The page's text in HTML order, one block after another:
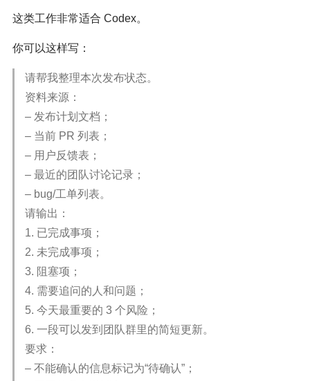
这类工作非常适合 Codex。
你可以这样写：
请帮我整理本次发布状态。
资料来源：
– 发布计划文档；
– 当前 PR 列表；
– 用户反馈表；
– 最近的团队讨论记录；
– bug/工单列表。
请输出：
1. 已完成事项；
2. 未完成事项；
3. 阻塞项；
4. 需要追问的人和问题；
5. 今天最重要的 3 个风险；
6. 一段可以发到团队群里的简短更新。
要求：
– 不能确认的信息标记为“待确认”；